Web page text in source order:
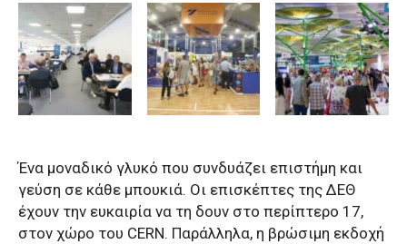
Ένα μοναδικό γλυκό που συνδυάζει επιστήμη και
γεύση σε κάθε μπουκιά. Οι επισκέπτες της ΔΕΘ
έχουν την ευκαιρία να τη δουν στο περίπτερο 17,
στον χώρο του CERN. Παράλληλα, η βρώσιμη εκδοχή